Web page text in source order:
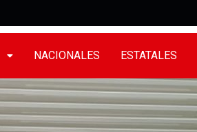
NACIONALES ESTATALES